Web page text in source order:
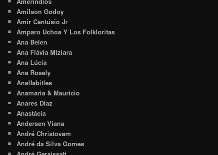
Amilson Godoy
Amir Cantúsio Jr
Amparo Uchoa Y Los Folkloritas
Ana Belen
Ana Flávia Miziara
Ana Lúcia
Ana Rosely
Analfabitles
Anamaria & Maurício
Anares Diaz
Anastácia
Andersen Viana
André Christovam
André da Silva Gomes